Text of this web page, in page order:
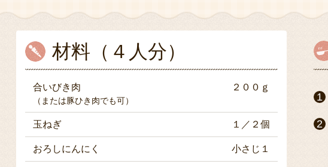
材料（４人分）
合いびき肉 ２００ｇ
（または豚ひき肉でも可）
玉ねぎ １／２個
おろしにんにく 小さじ１